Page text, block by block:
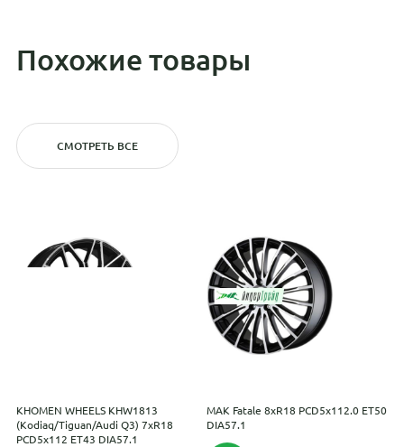
Похожие товары
СМОТРЕТЬ ВСЕ
KHOMEN WHEELS KHW1813
(Kodiaq/Tiguan/Audi Q3) 7xR18
PCD5x112 ET43 DIA57.1
MAK Fatale 8xR18 PCD5x112.0 ET50
DIA57.1